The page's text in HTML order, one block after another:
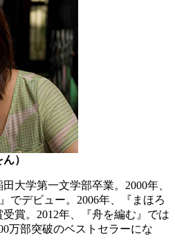
）
大学第一文学部卒業。2000年、
でデビュー。2006年、『まほろ
賞。2012年、『舟を編む』では
万部突破のベストセラーにな